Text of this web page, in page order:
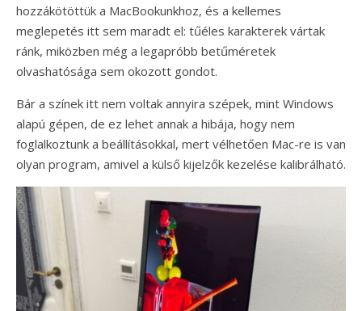
hozzákötöttük a MacBookunkhoz, és a kellemes
meglepetés itt sem maradt el: tűéles karakterek vártak
ránk, miközben még a legapróbb betűméretek
olvashatósága sem okozott gondot.
Bár a színek itt nem voltak annyira szépek, mint Windows
alapú gépen, de ez lehet annak a hibája, hogy nem
foglalkoztunk a beállításokkal, mert vélhetően Mac-re is van
olyan program, amivel a külső kijelzők kezelése kalibrálható.